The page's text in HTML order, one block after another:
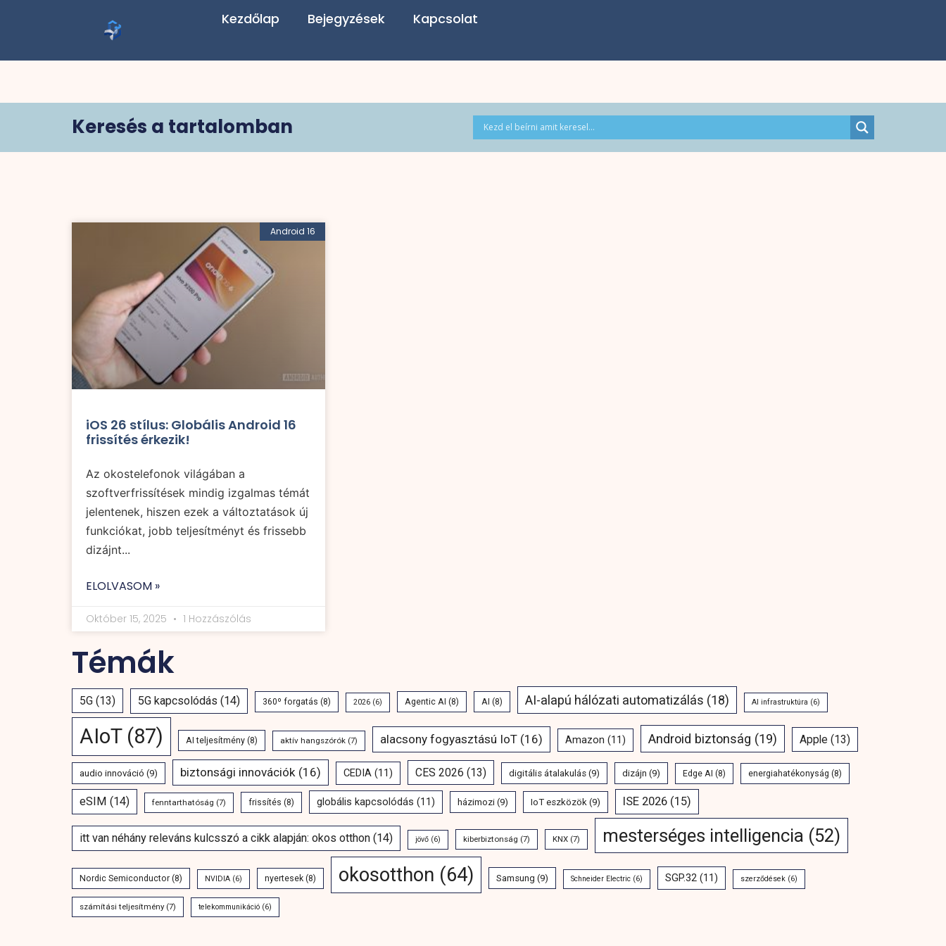
Kezdőlap Bejegyzések Kapcsolat
Keresés a tartalomban
Android 16
iOS 26 stílus: Globális Android 16
frissítés érkezik!
Az okostelefonok világában a
szoftverfrissítések mindig izgalmas témát
jelentenek, hiszen ezek a változtatások új
funkciókat, jobb teljesítményt és frissebb
dizájnt...
ELOLVASOM »
Október 15, 2025 1 Hozzászólás
Témák
5G (13) 5G kapcsolódás (14) 360º forgatás (8) 2026 (6) Agentic AI (8) AI (8) AI-alapú hálózati automatizálás (18) AI infrastruktúra (6)
AIoT(87) AI teljesítmény (8) aktív hangszórók (7) alacsony fogyasztású IoT (16) Amazon (11) Android biztonság (19) Apple (13)
audio innováció (9) biztonsági innovációk (16) CEDIA (11) CES 2026 (13) digitális átalakulás (9) dizájn (9) Edge AI (8) energiahatékonyság (8)
eSIM (14) fenntarthatóság (7) frissítés (8) globális kapcsolódás (11) házimozi (9) IoT eszközök (9) ISE 2026 (15)
itt van néhány releváns kulcsszó a cikk alapján: okos otthon (14) jövő (6) kiberbiztonság (7) KNX (7) mesterséges intelligencia (52)
Nordic Semiconductor (8) NVIDIA (6) nyertesek (8) okosotthon (64) Samsung (9) Schneider Electric (6) SGP.32 (11) szerződések (6)
számítási teljesítmény(7) telekommunikáció (6)